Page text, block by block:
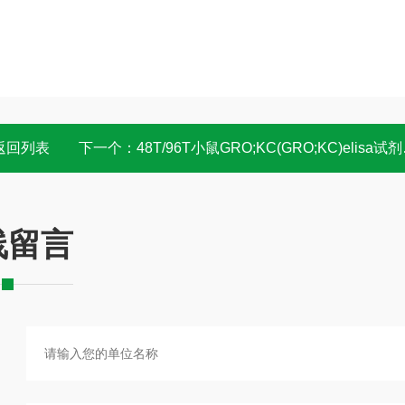
回列表 下一个： 48T/96T小鼠GRO;KC(GRO;KC)elisa试剂盒 酶联免疫
言